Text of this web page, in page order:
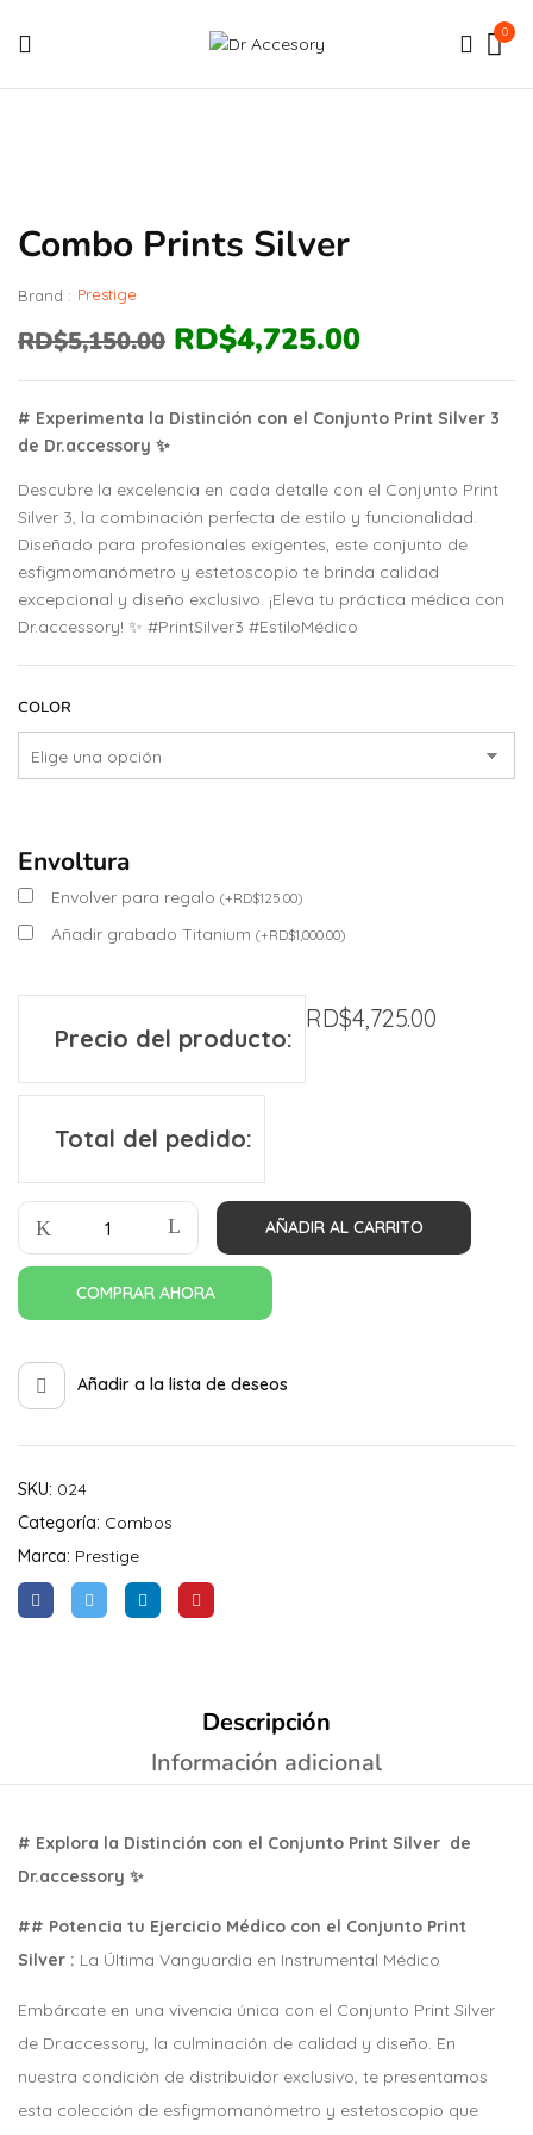
0
Combo Prints Silver
Brand : Prestige
RD$5,150.00 RD$4,725.00
# Experimenta la Distinción con el Conjunto Print Silver 3
de Dr.accessory ✨
Descubre la excelencia en cada detalle con el Conjunto Print
Silver 3, la combinación perfecta de estilo y funcionalidad.
Diseñado para profesionales exigentes, este conjunto de
esfigmomanómetro y estetoscopio te brinda calidad
excepcional y diseño exclusivo. ¡Eleva tu práctica médica con
Dr.accessory! ✨ #PrintSilver3 #EstiloMédico
COLOR
Envoltura
Envolver para regalo (+RD$125.00)
Añadir grabado Titanium (+RD$1,000.00)
Precio del producto:
RD$4,725.00
Total del pedido:
AÑADIR AL CARRITO
COMPRAR AHORA
Añadir a la lista de deseos
SKU: 024
Categoría: Combos
Marca: Prestige
Descripción
Información adicional
# Explora la Distinción con el Conjunto Print Silver de
Dr.accessory ✨
## Potencia tu Ejercicio Médico con el Conjunto Print
Silver : La Última Vanguardia en Instrumental Médico
Embárcate en una vivencia única con el Conjunto Print Silver
de Dr.accessory, la culminación de calidad y diseño. En
nuestra condición de distribuidor exclusivo, te presentamos
esta colección de esfigmomanómetro y estetoscopio que